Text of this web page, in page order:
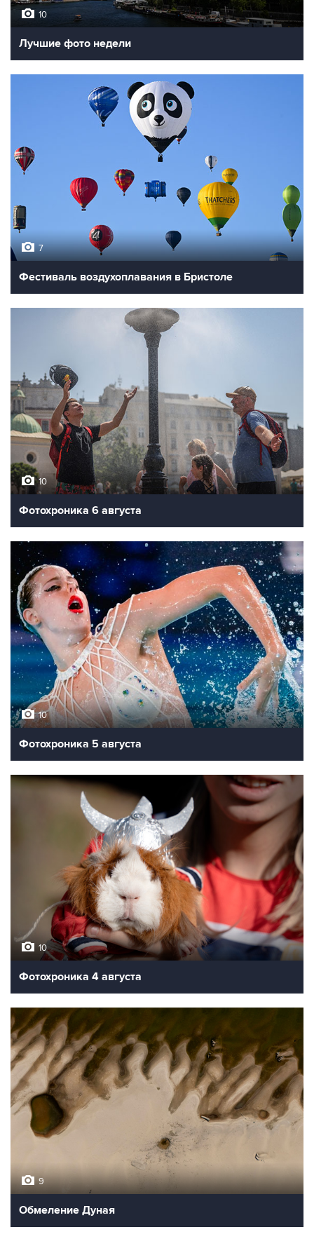
10
Лучшие фото недели
7
Фестиваль воздухоплавания в Бристоле
10
Фотохроника 6 августа
10
Фотохроника 5 августа
10
Фотохроника 4 августа
9
Обмеление Дуная